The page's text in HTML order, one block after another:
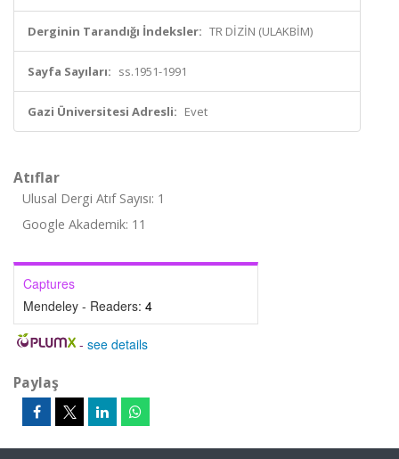
Derginin Tarandığı İndeksler: TR DİZİN (ULAKBİM)
Sayfa Sayıları: ss.1951-1991
Gazi Üniversitesi Adresli: Evet
Atıflar
Ulusal Dergi Atıf Sayısı: 1
Google Akademik: 11
Captures
Mendeley - Readers: 4
- see details
Paylaş